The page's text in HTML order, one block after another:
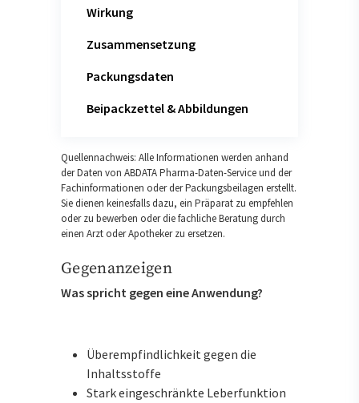
Wirkung
Zusammensetzung
Packungsdaten
Beipackzettel & Abbildungen
Quellennachweis: Alle Informationen werden anhand
der Daten von ABDATA Pharma-Daten-Service und der
Fachinformationen oder der Packungsbeilagen erstellt.
Sie dienen keinesfalls dazu, ein Präparat zu empfehlen
oder zu bewerben oder die fachliche Beratung durch
einen Arzt oder Apotheker zu ersetzen.
Gegenanzeigen
Was spricht gegen eine Anwendung?
Überempfindlichkeit gegen die
Inhaltsstoffe
Stark eingeschränkte Leberfunktion